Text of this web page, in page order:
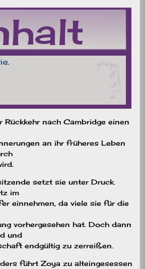
Rückkehr nach Cambridge einen
an ihr früheres Leben
setzt sie unter Druck.
im
einnehmen, da viele sie für die
vorhergesehen hat. Doch dann
und
endgültig zu zerreißen.
führt Zoya zu alteingesessen